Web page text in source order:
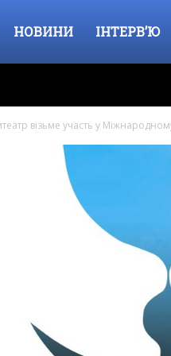
НОВИНИ ІНТЕРВ’Ю
візьме участь у